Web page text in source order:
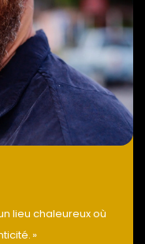
lieu chaleureux où
»